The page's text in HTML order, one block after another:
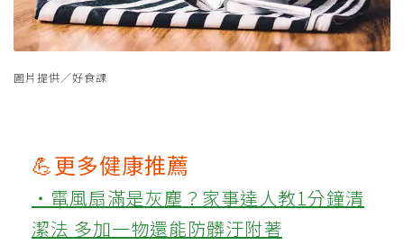
圖片提供／好食課
💪更多健康推薦
‧電風扇滿是灰塵？家事達人教1分鐘清
潔法 多加一物還能防髒汙附著